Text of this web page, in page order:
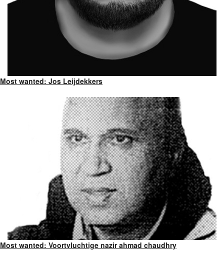
Most wanted: Jos Leijdekkers
Most wanted: Voortvluchtige nazir ahmad chaudhry